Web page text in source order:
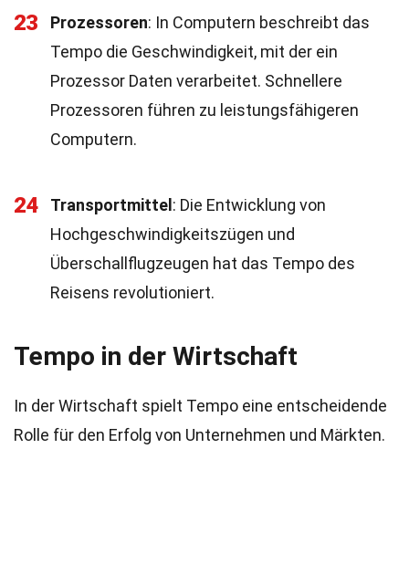
23 Prozessoren: In Computern beschreibt das
Tempo die Geschwindigkeit, mit der ein
Prozessor Daten verarbeitet. Schnellere
Prozessoren führen zu leistungsfähigeren
Computern.
24 Transportmittel : Die Entwicklung von
Hochgeschwindigkeitszügen und
Überschallflugzeugen hat das Tempo des
Reisens revolutioniert.
Tempo in der Wirtschaft
In der Wirtschaft spielt Tempo eine entscheidende
Rolle für den Erfolg von Unternehmen und Märkten.